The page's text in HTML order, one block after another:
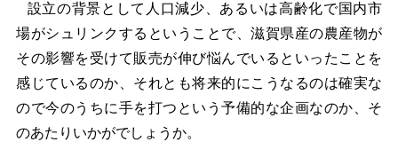
設立の背景として人口減少、あるいは高齢化で国内市
場がシュリンクするということで、滋賀県産の農産物が
その影響を受けて販売が伸び悩んでいるといったことを
感じているのか、それとも将来的にこうなるのは確実な
ので今のうちに手を打つという予備的な企画なのか、そ
のあたりいかがでしょうか。